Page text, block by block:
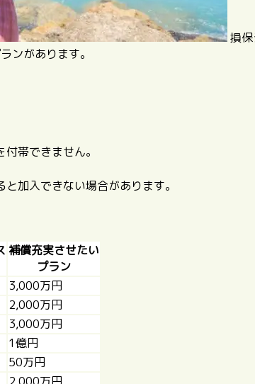
損
ンがあります。
帯できません。
加入できない場合があります。
補償充実させたい
プラン
3,000万円
2,000万円
3,000万円
1億円
50万円